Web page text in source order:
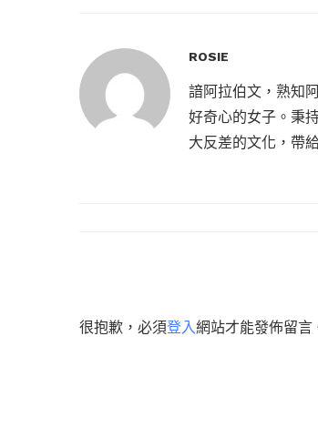
ROSIE
諳阿拉伯文，熟知
好奇心的女子。秉
大反差的文化，帶
很抱歉，必須登入網站才能發佈留言